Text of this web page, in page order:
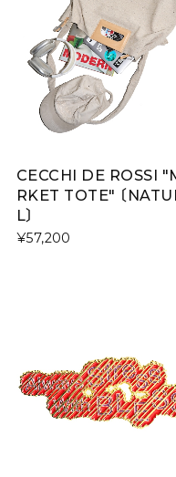
CECCHI DE ROSSI
RKET TOTE" 〔
L〕
¥57,200